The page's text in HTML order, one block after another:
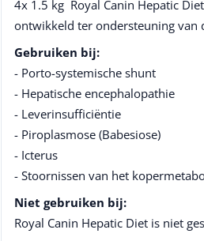
4x 1.5 kg Royal Canin Hepatic
ontwikkeld ter ondersteuning van
Gebruiken bij:
- Porto-systemische shunt
- Hepatische encephalopathie
- Leverinsufficiëntie
- Piroplasmose (Babesiose)
- Icterus
- Stoornissen van het
Niet gebruiken bij:
Royal Canin Hepatic Diet is niet